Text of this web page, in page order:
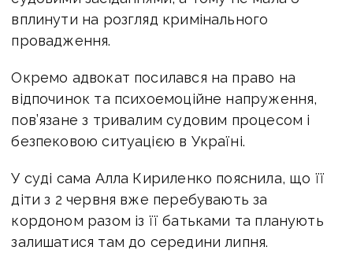
вплинути на розгляд кримінального
провадження.
Окремо адвокат посилався на право на
відпочинок та психоемоційне напруження,
пов’язане з тривалим судовим процесом і
безпековою ситуацією в Україні.
У суді сама Алла Кириленко пояснила, що її
діти з 2 червня вже перебувають за
кордоном разом із її батьками та планують
залишатися там до середини липня.